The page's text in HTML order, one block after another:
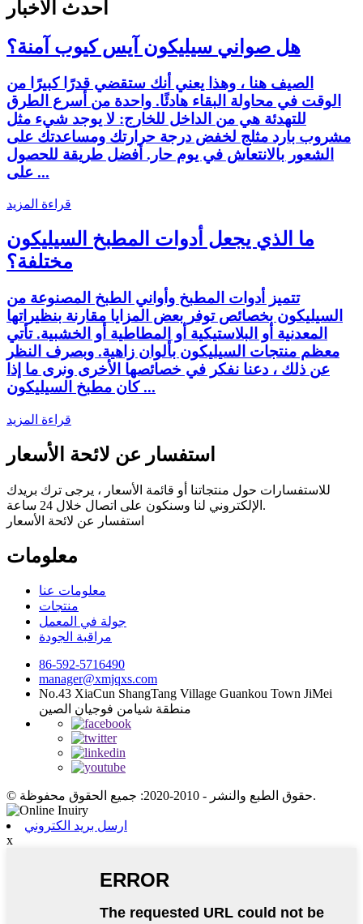
أحدث الأخبار
هل صواني سيليكون آيس كيوب آمنة؟
الصيف هنا ، وهذا يعني أنك ستقضي قدرًا كبيرًا من
الوقت في محاولة البقاء هادئًا. واحدة من أسرع الطرق
للتهدئة هي من الداخل للخارج: لا يوجد شيء مثل
مشروب بارد مثلج لخفض درجة حرارتك ومساعدتك على
الشعور بالانتعاش في يوم حار. أفضل طريقة للحصول
على ...
قراءة المزيد
ما الذي يجعل أدوات المطبخ السيليكون
مختلفة؟
تتميز أدوات المطبخ وأواني الطبخ المصنوعة من
السيليكون بخصائص توفر بعض المزايا مقارنة بنظيراتها
المعدنية أو البلاستيكية أو المطاطية أو الخشبية. تأتي
معظم منتجات السيليكون بألوان زاهية. وبصرف النظر
عن ذلك ، دعنا نفكر في خصائصها الأخرى ونرى ما إذا
كان مطبخ السيليكون ...
قراءة المزيد
استفسار عن لائحة الأسعار
للاستفسارات حول منتجاتنا أو قائمة الأسعار ، يرجى ترك بريدك
الإلكتروني لنا وسنكون على اتصال خلال 24 ساعة.
استفسار عن لائحة الأسعار
معلومات
معلومات عنا
منتجات
جولة في المعمل
مراقبة الجودة
86-592-5716490
manager@xmjqxs.com
No.43 XiaCun ShangTang Village Guankou Town JiMei
منطقة شيامن فوجيان الصين
© حقوق الطبع والنشر - 2010-2020: جميع الحقوق محفوظة.
ارسل بريد الكتروني
x